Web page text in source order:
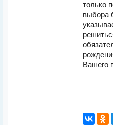
только
выбора
Вашего